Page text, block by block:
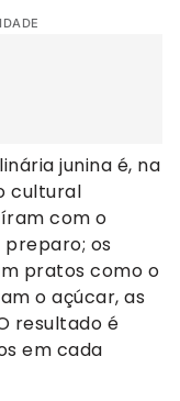
junina é, na
cultural
com o
os
pratos como o
o açúcar, as
resultado é
em cada